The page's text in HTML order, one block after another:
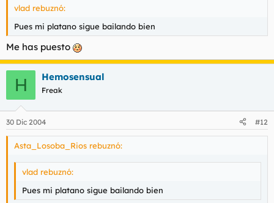
vlad rebuznó:
Pues mi platano sigue bailando bien
Me has puesto
H Hemosensual
Freak
30 Dic 2004 #12
Asta_Losoba_Rios rebuznó:
vlad rebuznó:
Pues mi platano sigue bailando bien